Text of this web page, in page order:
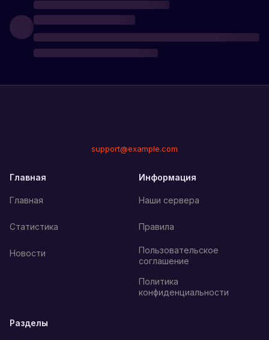
support@example.com
Главная
Главная
Статистика
Новости
Информация
Наши сервера
Правила
Пользовательское
соглашение
Политика
конфиденциальности
Разделы